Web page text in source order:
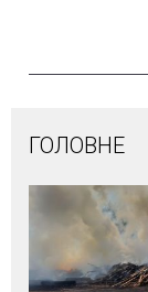
ГОЛОВНЕ